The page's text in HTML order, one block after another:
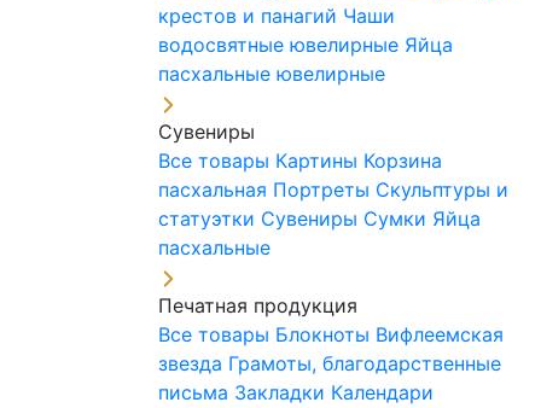
крестов и панагий Чаши
водосвятные ювелирные Яйца
пасхальные ювелирные
Сувениры
Все товары Картины Корзина
пасхальная Портреты Скульптуры и
статуэтки Сувениры Сумки Яйца
пасхальные
Печатная продукция
Все товары Блокноты Вифлеемская
звезда Грамоты, благодарственные
письма Закладки Календари